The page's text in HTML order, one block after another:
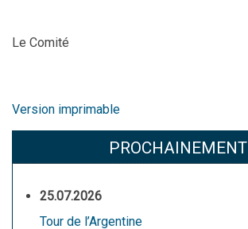
Le Comité
Version imprimable
PROCHAINEMENT
25.07.2026
Tour de l’Argentine